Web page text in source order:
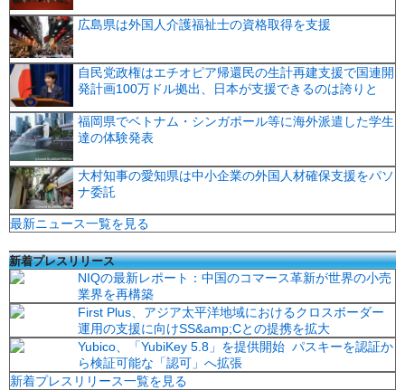
広島県は外国人介護福祉士の資格取得を支援
自民党政権はエチオピア帰還民の生計再建支援で国連開
発計画100万ドル拠出、日本が支援できるのは誇りと
福岡県でベトナム・シンガポール等に海外派遣した学生
達の体験発表
大村知事の愛知県は中小企業の外国人材確保支援をパソ
ナ委託
最新ニュース一覧を見る
新着プレスリリース
NIQの最新レポート：中国のコマース革新が世界の小売
業界を再構築
First Plus、アジア太平洋地域におけるクロスボーダー
運用の支援に向けSS&amp;Cとの提携を拡大
Yubico、「YubiKey 5.8」を提供開始 パスキーを認証か
ら検証可能な「認可」へ拡張
新着プレスリリース一覧を見る